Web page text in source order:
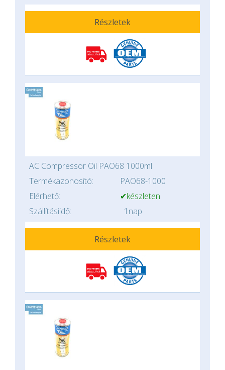
Részletek
AC Compressor Oil PAO68 1000ml
Termékazonosító:
PAO68-1000
Elérhető:
✔készleten
Szállításiidő:
1nap
Részletek